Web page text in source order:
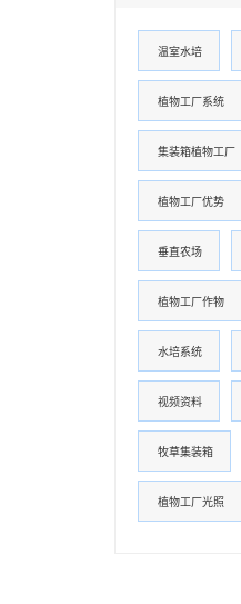
温室水培
植物工厂系统
集装箱植物工厂
植物工厂优势
垂直农场
植物工厂作物
水培系统
视频资料
牧草集装箱
植物工厂光照